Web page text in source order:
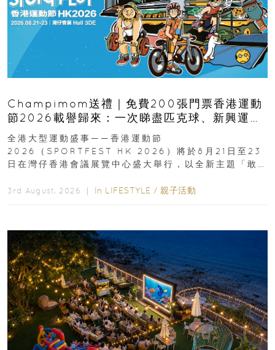
Champimom送禮｜免費200張門票香港運動
節2026載譽歸來：一次睇盡匹克球、新興運
動、街舞比賽＋逾百運動品牌展覽
全港大型運動盛事——香港運動節
2026（SPORTFEST HK 2026）將於8月21日至23
日在灣仔香港會議展覽中心盛大舉行，以全新主題「敢
3rd August, 2026 ｜ In LIFESTYLE / 親子活動